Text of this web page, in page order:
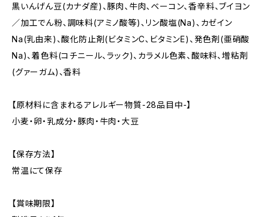
黒いんげん豆(カナダ産)、豚肉、牛肉、ベーコン、香辛料、ブイヨン
／加工でん粉、調味料(アミノ酸等)、リン酸塩(Na)、カゼイン
Na(乳由来)、酸化防止剤(ビタミンC、ビタミンE)、発色剤(亜硝酸
Na)、着色料(コチニール、ラック)、カラメル色素、酸味料、増粘剤
(グァーガム)、香料
【原材料に含まれるアレルギー物質-28品目中-】
小麦・卵・乳成分・豚肉・牛肉・大豆
【保存方法】
常温にて保存
【賞味期限】